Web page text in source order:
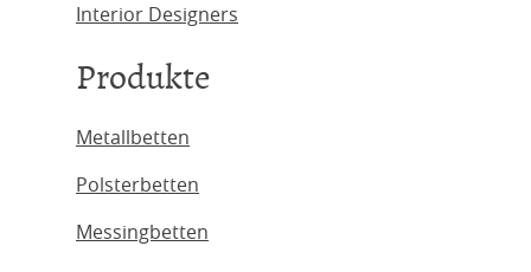
Interior Designers
Produkte
Metallbetten
Polsterbetten
Messingbetten